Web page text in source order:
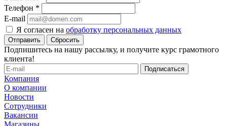
Телефон *
E-mail
Я согласен на обработку персональных данных
Сбросить
Подпишитесь на нашу рассылку, и получите курс грамотного
клиента!
Компания
О компании
Новости
Сотрудники
Вакансии
Магазины